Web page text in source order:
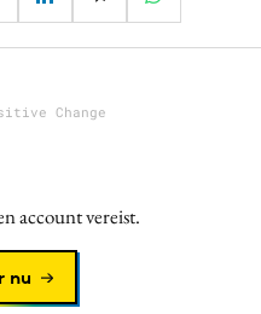
Change
account vereist.
nu